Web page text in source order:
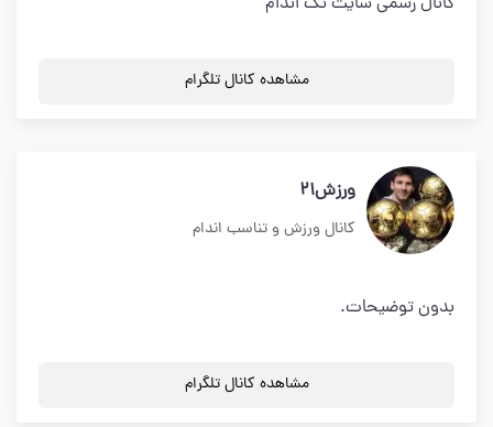
مشاهده کانال تلگرام
ورزش21
کانال ورزش و تناسب اندام
بدون توضیحات.
مشاهده کانال تلگرام